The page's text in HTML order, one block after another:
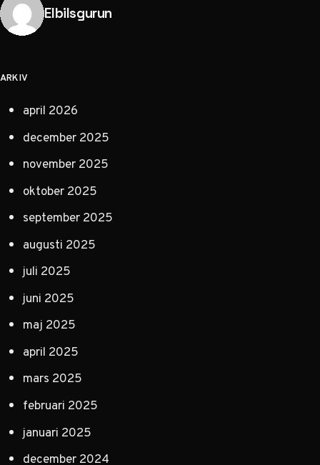
Publicerad av
Elbilsgurun
ARKIV
april 2026
december 2025
november 2025
oktober 2025
september 2025
augusti 2025
juli 2025
juni 2025
maj 2025
april 2025
mars 2025
februari 2025
januari 2025
december 2024